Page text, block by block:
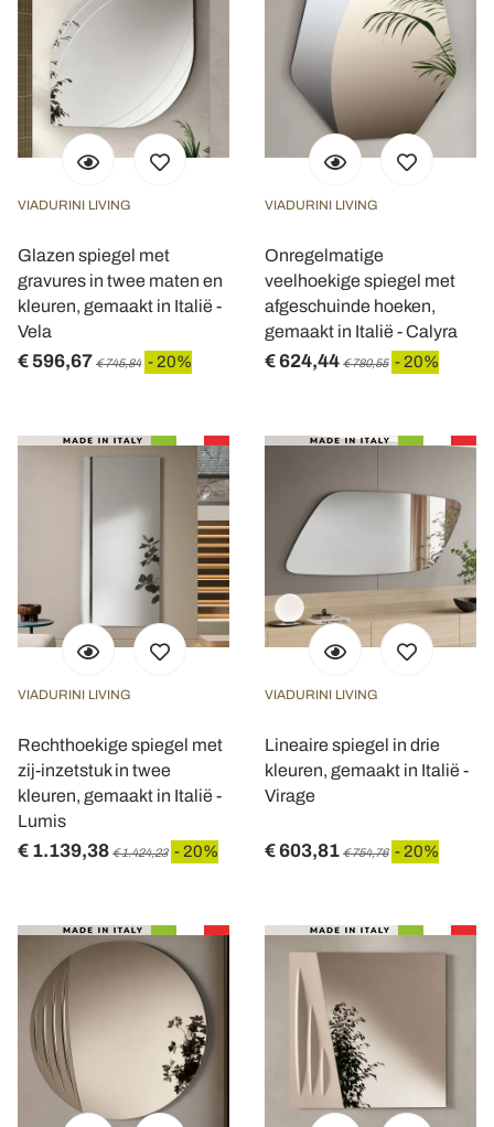
VIADURINI LIVING
Glazen spiegel met
gravures in twee maten en
kleuren, gemaakt in Italië -
Vela
€ 596,67 € 745,84 - 20%
VIADURINI LIVING
Onregelmatige
veelhoekige spiegel met
afgeschuinde hoeken,
gemaakt in Italië - Calyra
€ 624,44 € 780,55 - 20%
VIADURINI LIVING
Rechthoekige spiegel met
zij-inzetstuk in twee
kleuren, gemaakt in Italië -
Lumis
€ 1.139,38 € 1.424,23 - 20%
VIADURINI LIVING
Lineaire spiegel in drie
kleuren, gemaakt in Italië -
Virage
€ 603,81 € 754,76 - 20%